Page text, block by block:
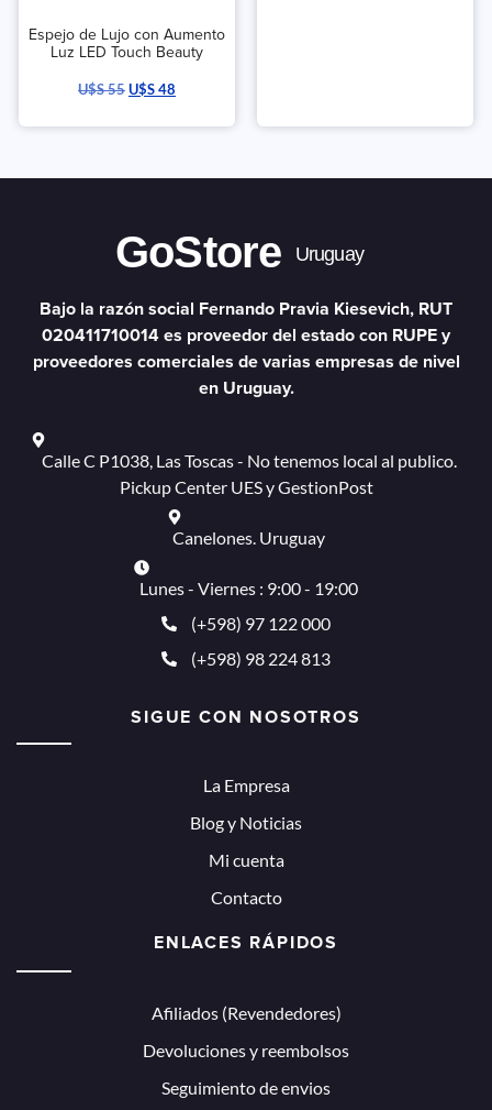
Espejo de Lujo con Aumento
Luz LED Touch Beauty
U$S55U$S48
GoStore Uruguay
Bajo la razón social Fernando Pravia Kiesevich, RUT
020411710014 es proveedor del estado con RUPE y
proveedores comerciales de varias empresas de nivel
en Uruguay.
Calle C P1038, Las Toscas - No tenemos local al publico.
Pickup Center UES y GestionPost
Canelones. Uruguay
Lunes - Viernes : 9:00 - 19:00
(+598) 97 122 000
(+598) 98 224 813
SIGUE CON NOSOTROS
La Empresa
Blog y Noticias
Mi cuenta
Contacto
ENLACES RÁPIDOS
Afiliados (Revendedores)
Devoluciones y reembolsos
Seguimiento de envios